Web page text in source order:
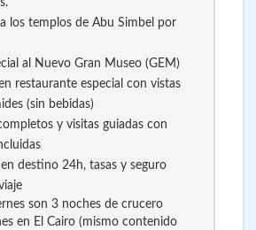
los templos de Abu Simbel por
al Nuevo Gran Museo (GEM)
restaurante especial con vistas
(sin bebidas)
completos y visitas guiadas con
destino 24h, tasas y seguro
son 3 noches de crucero
en El Cairo (mismo contenido